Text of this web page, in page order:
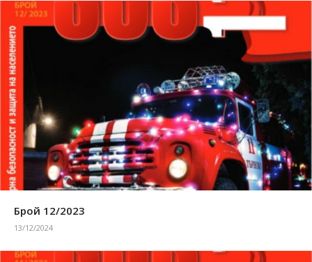
Брой 12/2023
13/12/2024